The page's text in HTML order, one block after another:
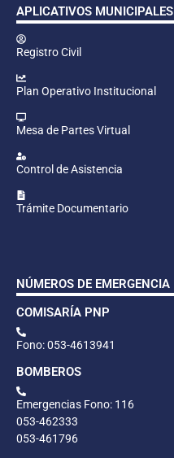
APLICATIVOS MUNICIPALES
Registro Civil
Plan Operativo Institucional
Mesa de Partes Virtual
Control de Asistencia
Trámite Documentario
NÚMEROS DE EMERGENCIA
COMISARÍA PNP
Fono: 053-4613941
BOMBEROS
Emergencias Fono: 116
053-462333
053-461796